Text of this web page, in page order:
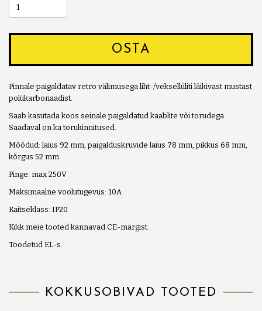
OSTA
Pinnale paigaldatav retro välimusega liht-/veksellüliti läikivast mustast
polükarbonaadist.
Saab kasutada koos seinale paigaldatud kaablite või torudega.
Saadaval on ka torukinnitused.
Mõõdud: laius 92 mm, paigalduskruvide laius 78 mm, pikkus 68 mm,
kõrgus 52 mm.
Pinge: max 250V
Maksimaalne voolutugevus: 10A
Kaitseklass: IP20
Kõik meie tooted kannavad CE-märgist.
Toodetud EL-s.
KOKKUSOBIVAD TOOTED